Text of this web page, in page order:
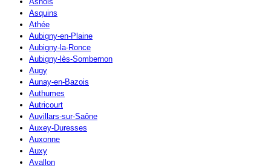
Asquins
Athée
Aubigny-en-Plaine
Aubigny-la-Ronce
Aubigny-lès-Sombernon
Augy
Aunay-en-Bazois
Authumes
Autricourt
Auvillars-sur-Saône
Auxey-Duresses
Auxonne
Auxy
Avallon